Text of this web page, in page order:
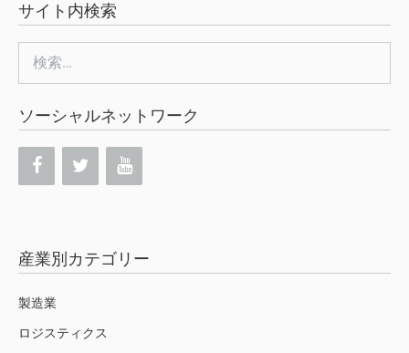
サイト内検索
索:
ソーシャルネットワーク
産業別カテゴリー
製造業
ロジスティクス